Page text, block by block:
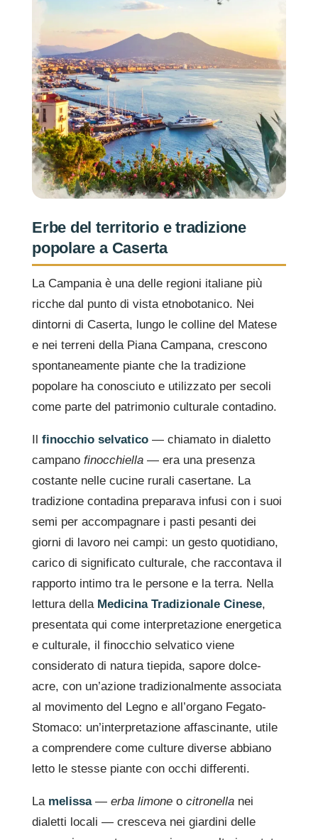
Erbe del territorio e tradizione
popolare a Caserta
La Campania è una delle regioni italiane più
ricche dal punto di vista etnobotanico. Nei
dintorni di Caserta, lungo le colline del Matese
e nei terreni della Piana Campana, crescono
spontaneamente piante che la tradizione
popolare ha conosciuto e utilizzato per secoli
come parte del patrimonio culturale contadino.
Il finocchio selvatico — chiamato in dialetto
campano finocchiella — era una presenza
costante nelle cucine rurali casertane. La
tradizione contadina preparava infusi con i suoi
semi per accompagnare i pasti pesanti dei
giorni di lavoro nei campi: un gesto quotidiano,
carico di significato culturale, che raccontava il
rapporto intimo tra le persone e la terra. Nella
lettura della Medicina Tradizionale Cinese,
presentata qui come interpretazione energetica
e culturale, il finocchio selvatico viene
considerato di natura tiepida, sapore dolce-
acre, con un’azione tradizionalmente associata
al movimento del Legno e all’organo Fegato-
Stomaco: un’interpretazione affascinante, utile
a comprendere come culture diverse abbiano
letto le stesse piante con occhi differenti.
La melissa— erba limone o citronella nei
dialetti locali — cresceva nei giardini delle